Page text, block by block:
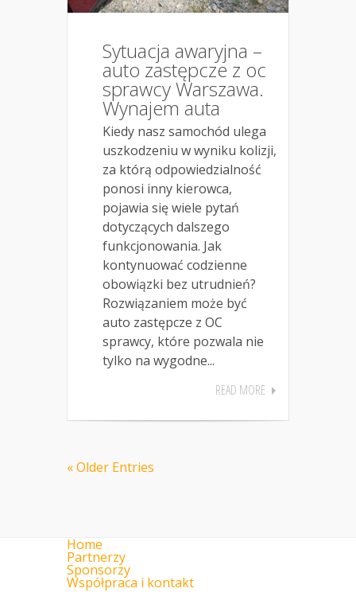
Sytuacja awaryjna –
auto zastępcze z oc
sprawcy Warszawa.
Wynajem auta
Kiedy nasz samochód ulega
uszkodzeniu w wyniku kolizji,
za którą odpowiedzialność
ponosi inny kierowca,
pojawia się wiele pytań
dotyczących dalszego
funkcjonowania. Jak
kontynuować codzienne
obowiązki bez utrudnień?
Rozwiązaniem może być
auto zastępcze z OC
sprawcy, które pozwala nie
tylko na wygodne...
READ MORE
« Older Entries
Home
Partnerzy
Sponsorzy
Współpraca i kontakt